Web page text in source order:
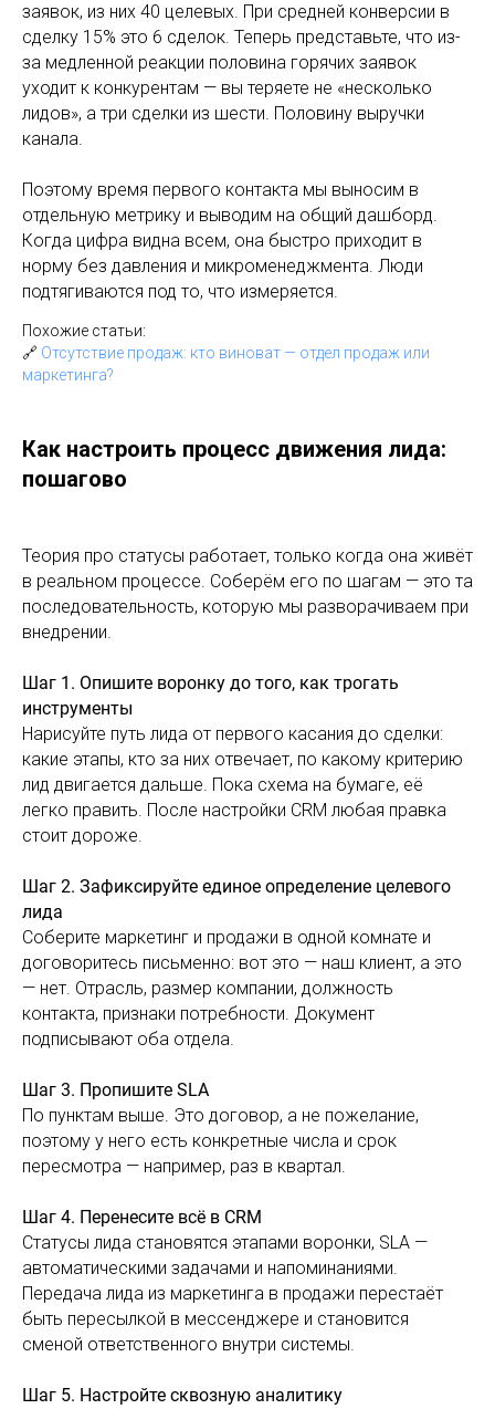
заявок, из них 40 целевых. При средней конверсии в
сделку 15% это 6 сделок. Теперь представьте, что из-
за медленной реакции половина горячих заявок
уходит к конкурентам — вы теряете не «несколько
лидов», а три сделки из шести. Половину выручки
канала.
Поэтому время первого контакта мы выносим в
отдельную метрику и выводим на общий дашборд.
Когда цифра видна всем, она быстро приходит в
норму без давления и микроменеджмента. Люди
подтягиваются под то, что измеряется.
Похожие статьи:
🔗 Отсутствие продаж: кто виноват — отдел продаж или
маркетинга?
Как настроить процесс движения лида:
пошагово
Теория про статусы работает, только когда она живёт
в реальном процессе. Соберём его по шагам — это та
последовательность, которую мы разворачиваем при
внедрении.
Шаг 1. Опишите воронку до того, как трогать
инструменты
Нарисуйте путь лида от первого касания до сделки:
какие этапы, кто за них отвечает, по какому критерию
лид двигается дальше. Пока схема на бумаге, её
легко править. После настройки CRM любая правка
стоит дороже.
Шаг 2. Зафиксируйте единое определение целевого
лида
Соберите маркетинг и продажи в одной комнате и
договоритесь письменно: вот это — наш клиент, а это
— нет. Отрасль, размер компании, должность
контакта, признаки потребности. Документ
подписывают оба отдела.
Шаг 3. Пропишите SLA
По пунктам выше. Это договор, а не пожелание,
поэтому у него есть конкретные числа и срок
пересмотра — например, раз в квартал.
Шаг 4. Перенесите всё в CRM
Статусы лида становятся этапами воронки, SLA —
автоматическими задачами и напоминаниями.
Передача лида из маркетинга в продажи перестаёт
быть пересылкой в мессенджере и становится
сменой ответственного внутри системы.
Шаг 5. Настройте сквозную аналитику